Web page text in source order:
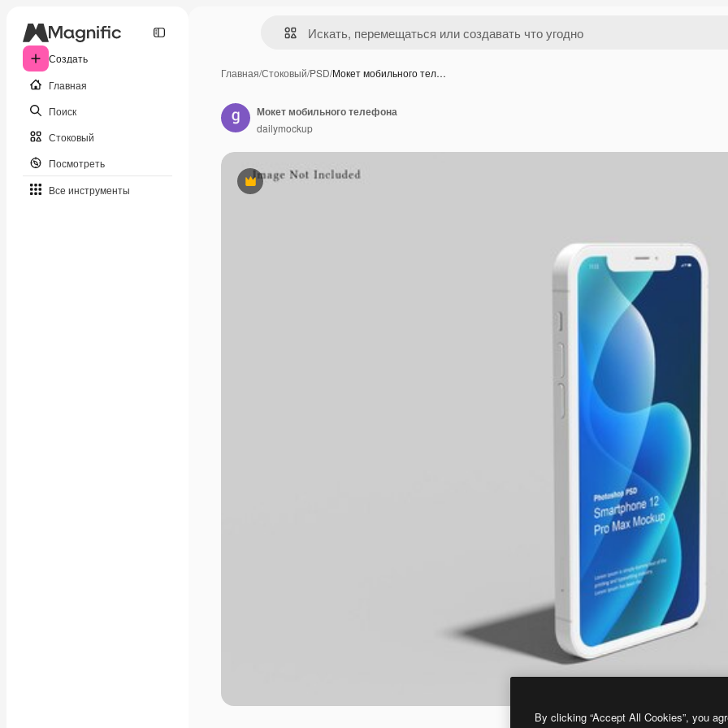
Создать
Главная
Поиск
Стоковый
Посмотреть
Все инструменты
Главная/Стоковый/PSD/Мокет мобильного тел…
Премиум
Мокет мобильного телефона
dailymockup
By clicking “Accept All Cookies”, you